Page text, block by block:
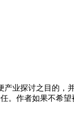
业探讨之目的
作者如果不希望